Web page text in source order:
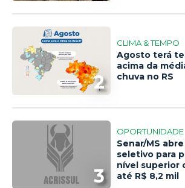
2
CLIMA & TEMPO
Agosto terá
acima da
chuva no RS
3
OPORTUNIDADE
Senar/MS
seletivo para
nível superior
até R$ 8,2 mil